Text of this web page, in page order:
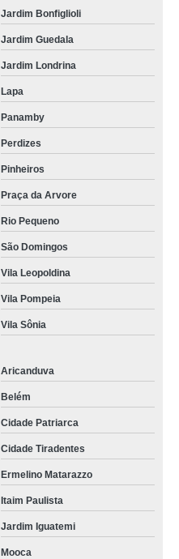
Jardim Bonfiglioli
Jardim Guedala
Jardim Londrina
Lapa
Panamby
Perdizes
Pinheiros
Praça da Arvore
Rio Pequeno
São Domingos
Vila Leopoldina
Vila Pompeia
Vila Sônia
Aricanduva
Belém
Cidade Patriarca
Cidade Tiradentes
Ermelino Matarazzo
Itaim Paulista
Jardim Iguatemi
Mooca